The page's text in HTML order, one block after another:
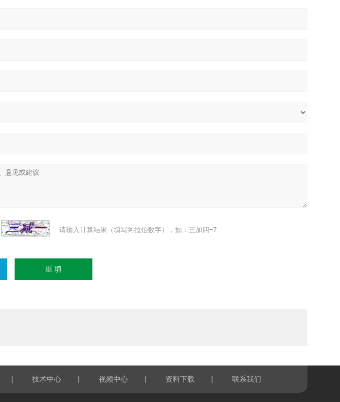
请输入计算结果（填写阿拉伯数字），如：三加四=7
| 技术中心 | 视频中心 | 资料下载 | 联系我们